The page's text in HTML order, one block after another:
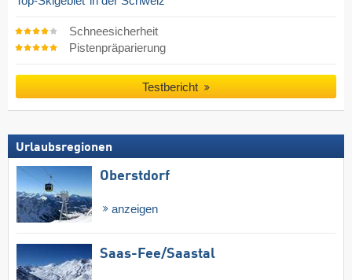
Schneesicherheit
Pistenpräparierung
Testbericht
Urlaubsregionen
Oberstdorf
anzeigen
Saas-Fee/​Saastal